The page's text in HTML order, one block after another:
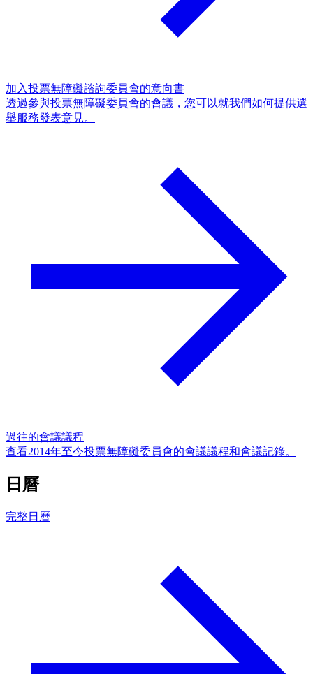
加入投票無障礙諮詢委員會的意向書
透過參與投票無障礙委員會的會議，您可以就我們如何提供選
舉服務發表意見。
過往的會議議程
查看2014年至今投票無障礙委員會的會議議程和會議記錄。
日曆
完整日曆